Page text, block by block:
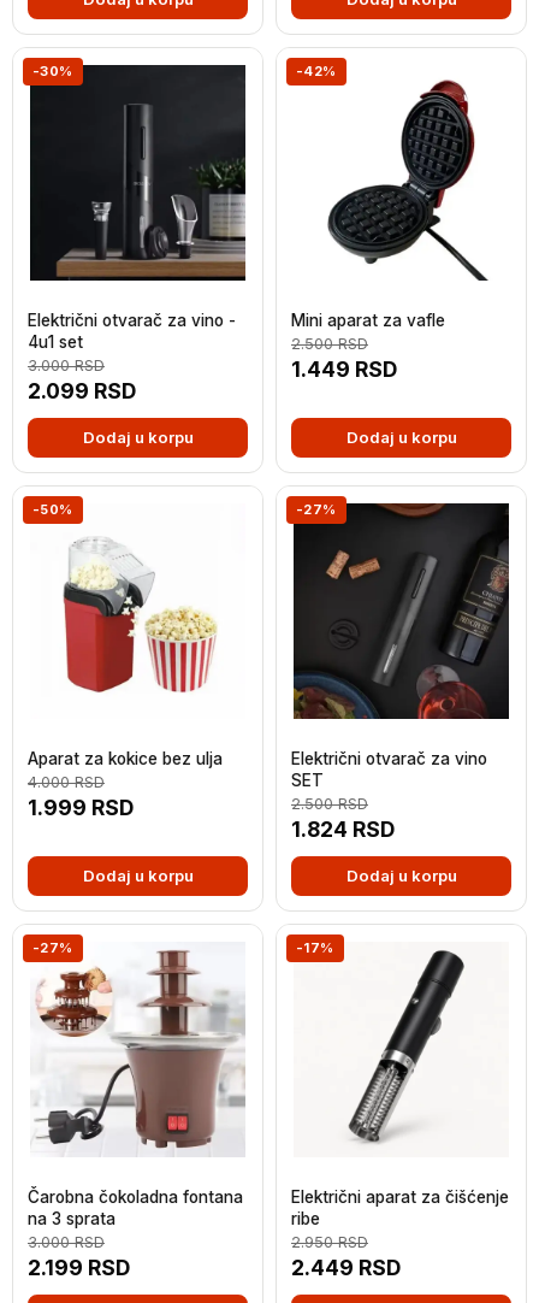
-30%
Električni otvarač za vino -
4u1 set
2.099 RSD
3.000RSD
Dodaj u korpu
-42%
Mini aparat za vafle
1.449 RSD
2.500RSD
Dodaj u korpu
-50%
Aparat za kokice bez ulja
1.999 RSD
4.000RSD
Dodaj u korpu
-27%
Električni otvarač za vino
SET
1.824 RSD
2.500RSD
Dodaj u korpu
-27%
Čarobna čokoladna fontana
na 3 sprata
2.199 RSD
3.000RSD
-17%
Električni aparat za čišćenje
ribe
2.449 RSD
2.950RSD